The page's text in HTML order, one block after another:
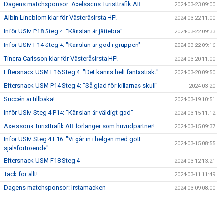
Dagens matchsponsor: Axelssons Turisttrafik AB 2024-03-23 09:00
Albin Lindblom klar för VästeråsIrsta HF! 2024-03-22 11:00
Inför USM P18 Steg 4: "Känslan är jättebra" 2024-03-22 09:33
Inför USM F14 Steg 4: "Känslan är god i gruppen" 2024-03-22 09:16
Tindra Carlsson klar för VästeråsIrsta HF! 2024-03-20 11:00
Eftersnack USM F16 Steg 4: "Det känns helt fantastiskt" 2024-03-20 09:50
Eftersnack USM P14 Steg 4: "Så glad för killarnas skull" 2024-03-20
Succén är tillbaka! 2024-03-19 10:51
Inför USM Steg 4 P14: "Känslan är väldigt god" 2024-03-15 11:12
Axelssons Turisttrafik AB förlänger som huvudpartner! 2024-03-15 09:37
Inför USM Steg 4 F16: "Vi går in i helgen med gott
självförtroende"
2024-03-15 08:55
Eftersnack USM F18 Steg 4 2024-03-12 13:21
Tack för allt! 2024-03-11 11:49
Dagens matchsponsor: Irstamacken 2024-03-09 08:00